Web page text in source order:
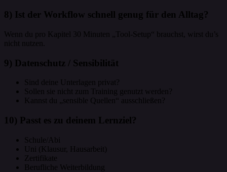
8) Ist der Workflow schnell genug für den Alltag?
Wenn du pro Kapitel 30 Minuten „Tool-Setup“ brauchst, wirst du’s
nicht nutzen.
9) Datenschutz / Sensibilität
Sind deine Unterlagen privat?
Sollen sie nicht zum Training genutzt werden?
Kannst du „sensible Quellen“ ausschließen?
10) Passt es zu deinem Lernziel?
Schule/Abi
Uni (Klausur, Hausarbeit)
Zertifikate
Berufliche Weiterbildung